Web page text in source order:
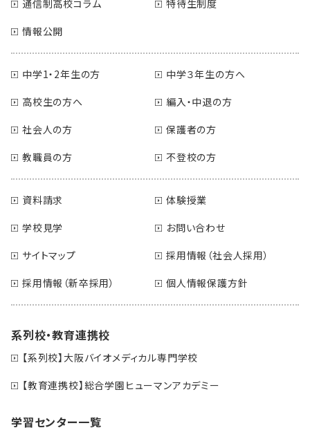
通信制高校コラム
特待生制度
情報公開
中学1・2年生の方
中学３年生の方へ
高校生の方へ
編入・中退の方
社会人の方
保護者の方
教職員の方
不登校の方
資料請求
体験授業
学校見学
お問い合わせ
サイトマップ
採用情報（社会人採用）
採用情報（新卒採用）
個人情報保護方針
系列校・教育連携校
【系列校】大阪バイオメディカル専門学校
【教育連携校】総合学園ヒューマンアカデミー
学習センター一覧